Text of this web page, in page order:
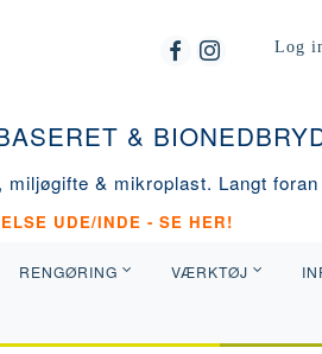
Log
&
& mikroplast. Langt
UDE/INDE - SE HER!
RENGØRING VÆRKTØJ